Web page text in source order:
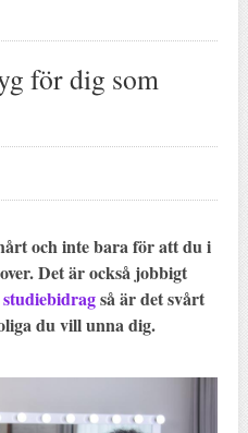
för dig som
och inte bara för att du i
Det är också jobbigt
så är det svårt
du vill unna dig.